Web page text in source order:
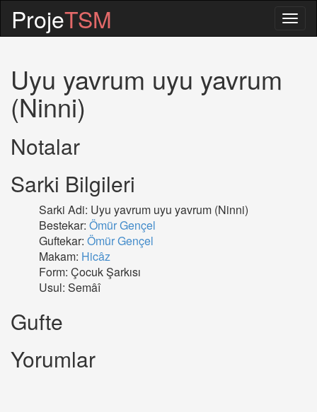
ProjeTSM
Uyu yavrum uyu yavrum
(Ninni)
Notalar
Sarki Bilgileri
Sarki Adi: Uyu yavrum uyu yavrum (Ninni)
Bestekar: Ömür Gençel
Guftekar: Ömür Gençel
Makam: Hicâz
Form: Çocuk Şarkısı
Usul: Semâî
Gufte
Yorumlar